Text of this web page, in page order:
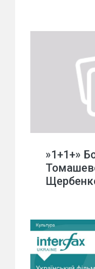
»1+1+»